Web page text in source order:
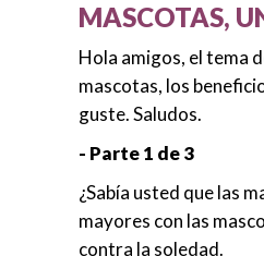
MASCOTAS,
Hola amigos, el tema
mascotas, los
guste. Saludos.
- Parte 1 de 3
¿Sabía usted que las
mayores con las
contra la soledad.